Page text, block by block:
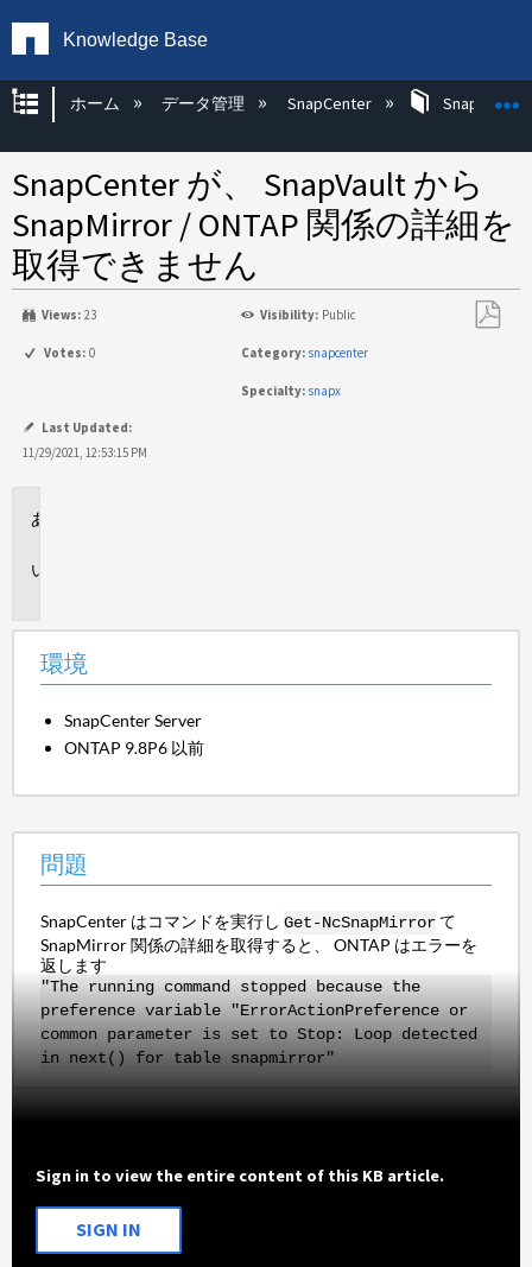
Knowledge Base
グローバル階層を展開/折りたたむ
ホーム データ管理 SnapCenter SnapCenter
SnapCenter が、 SnapVault から
SnapMirror / ONTAP 関係の詳細を
取得できません
Views: 23 Visibility: Public
Votes: 0 Category: snapcenter
Specialty: snapx
Last Updated:
11/29/2021, 12:53:15 PM
環境
SnapCenter Server
ONTAP 9.8P6 以前
問題
SnapCenter はコマンドを実行し Get-NcSnapMirrorて
SnapMirror 関係の詳細を取得すると、 ONTAP はエラーを
返します
"The running command stopped because the
preference variable "ErrorActionPreference or
common parameter is set to Stop: Loop detected
in next() for table snapmirror"
Sign in to view the entire content of this KB article.
SIGN IN